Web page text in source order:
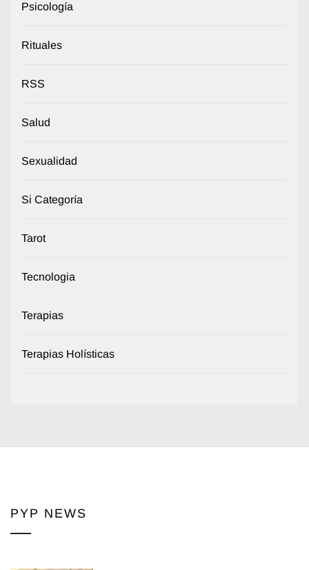
Psicología
Rituales
RSS
Salud
Sexualidad
Si Categoría
Tarot
Tecnologia
Terapias
Terapias Holísticas
PYP NEWS